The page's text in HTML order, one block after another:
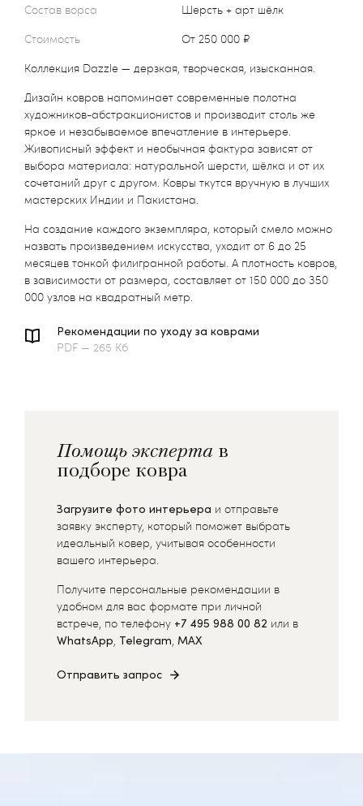
Состав ворса
Шерсть + арт шёлк
Стоимость
от 250 000 ₽
Коллекция Dazzle — дерзкая, творческая, изысканная.
Дизайн ковров напоминает современные полотна
художников-абстракционистов и производит столь же
яркое и незабываемое впечатление в интерьере.
Живописный эффект и необычная фактура зависят от
выбора материала: натуральной шерсти, шёлка и от их
сочетаний друг с другом. Ковры ткутся вручную в лучших
мастерских Индии и Пакистана.
На создание каждого экземпляра, который смело можно
назвать произведением искусства, уходит от 6 до 25
месяцев тонкой филигранной работы. А плотность ковров,
в зависимости от размера, составляет от 150 000 до 350
000 узлов на квадратный метр.
Рекомендации по уходу за коврами
PDF — 265 Кб
Помощь эксперта в
подборе ковра
Загрузите фото интерьера и отправьте
заявку эксперту, который поможет выбрать
идеальный ковер, учитывая особенности
вашего интерьера.
Получите персональные рекомендации в
удобном для вас формате при личной
встрече, по телефону +7 495 988 00 82 или в
WhatsApp, Telegram, MAX
Отправить запрос